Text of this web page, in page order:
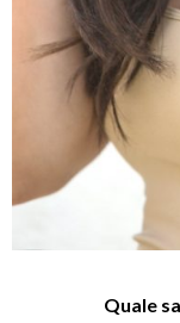
Quale